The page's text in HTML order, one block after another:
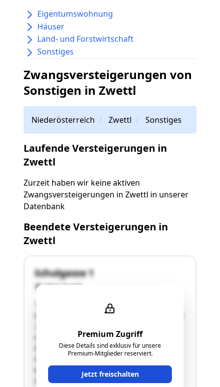
Eigentumswohnung
Häuser
Land- und Forstwirtschaft
Sonstiges
Zwangsversteigerungen von
Sonstigen in Zwettl
Niederösterreich Zwettl Sonstiges
Laufende Versteigerungen in
Zwettl
Zurzeit haben wir keine aktiven
Zwangsversteigerungen in Zwettl in unserer
Datenbank
Beendete Versteigerungen in
Zwettl
Premium Zugriff
Diese Details sind exklusiv für unsere
Premium-Mitglieder reserviert.
Jetzt freischalten
Schulgasse 1
3910 Zwettl
"Das in der bewertungsgegenständlichen
Stammeinlage EZ 1666 inneliegende Grundstück
mit einem grundbücherlichen
Gesamtflächenausmaß von 813 m² auf. Die
Grundstücksfläche ist weitgehend eben und
waagrecht. Auf dem Grundstück .95/2 ist als
Zugehör zum Baurecht eine …"